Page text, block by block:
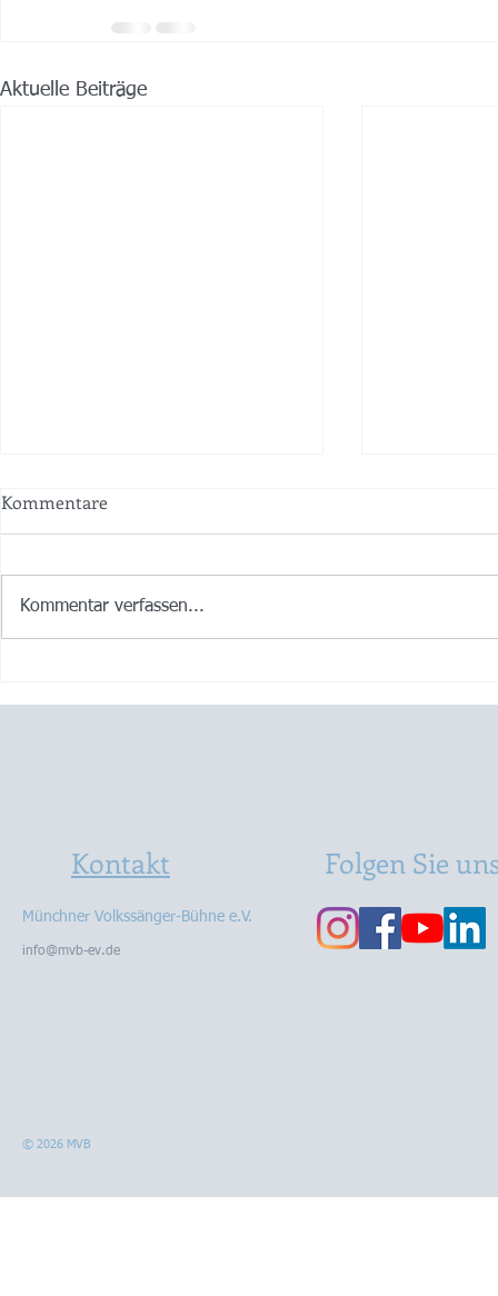
Aktuelle Beiträge
Was für ein Start!
Kommentare
Kommentar verfassen...
Kontakt
Münchner Volkssänger-Bühne e.V.
info@mvb-ev.de
Folgen Sie
© 2026 MVB